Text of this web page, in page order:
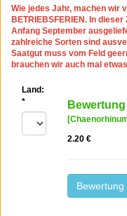
Wie jedes Jahr, machen wir
BETRIEBSFERIEN. In dieser
Anfang September
zahlreiche Sorten sind
Saatgut muss vom Feld
brauchen wir auch mal
Land:
*
2.20 €
Bewertung